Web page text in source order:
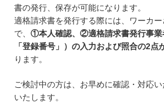
書の発行、保存が可能になります。
適格請求書を発行する際には、ワーカ
で、 ①本人確認、②適格請求書発行事業
「登録番号」）の入力および照合の2点
ります。
ご検討中の方は、お早めに確認・対応
いたします。